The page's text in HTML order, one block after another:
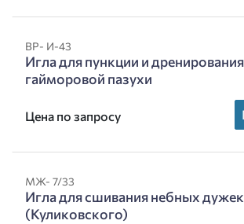
ВР- И-43
Игла для пункции и дренирования
гайморовой пазухи
Цена по запросу
МЖ- 7/33
Игла для сшивания небных
(Куликовского)